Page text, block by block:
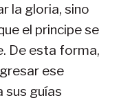
la gloria, sino
el principe se
De esta forma,
ese
sus guías